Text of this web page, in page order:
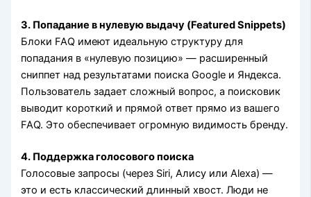
3. Попадание в нулевую выдачу (Featured Snippets)
Блоки FAQ имеют идеальную структуру для
попадания в «нулевую позицию» — расширенный
сниппет над результатами поиска Google и Яндекса.
Пользователь задает сложный вопрос, а поисковик
выводит короткий и прямой ответ прямо из вашего
FAQ. Это обеспечивает огромную видимость бренду.
4. Поддержка голосового поиска
Голосовые запросы (через Siri, Алису или Alexa) —
это и есть классический длинный хвост. Люди не